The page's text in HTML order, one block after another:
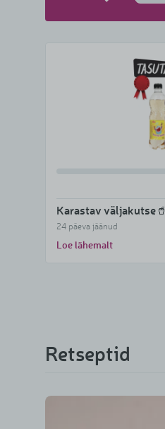
Karastav väljakutse🥤
24 päeva jäänud
Loe lähemalt
Retseptid